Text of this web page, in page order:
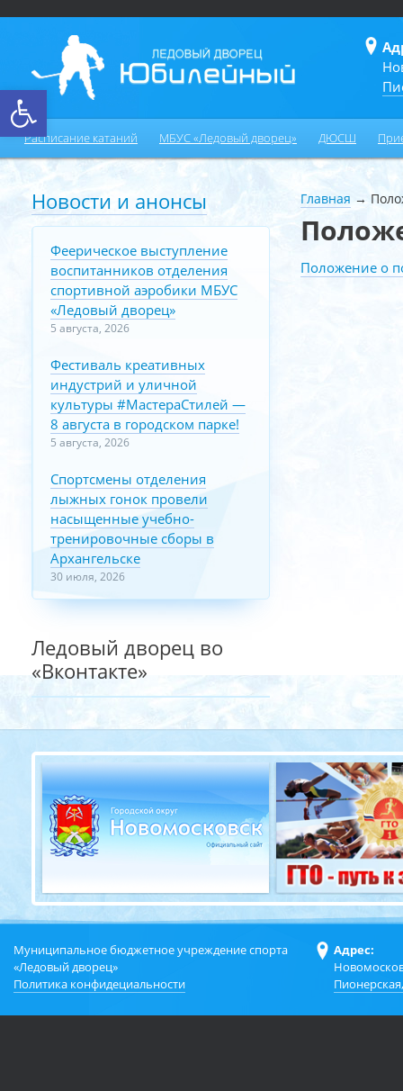
Открыть панель инструментов
Расписание катаний МБУС «Ледовый дворец» ДЮСШ
Главная →
Положение о
Новости и анонсы
Феерическое выступление
воспитанников отделения
спортивной аэробики МБУС
«Ледовый дворец»
5 августа, 2026
Фестиваль креативных
индустрий и уличной
культуры #МастераСтилей —
8 августа в городском парке!
5 августа, 2026
Спортсмены отделения
лыжных гонок провели
насыщенные учебно-
тренировочные сборы в
Архангельске
30 июля, 2026
Ледовый дворец во
«Вконтакте»
Муниципальное бюджетное учреждение спорта
«Ледовый дворец»
Политика конфидециальности
Адрес: